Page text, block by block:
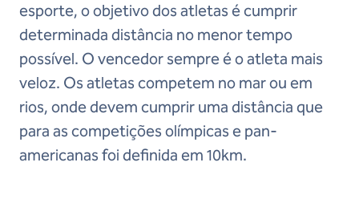
esporte, o objetivo dos atletas é cumprir
determinada distância no menor tempo
possível. O vencedor sempre é o atleta mais
veloz. Os atletas competem no mar ou em
rios, onde devem cumprir uma distância que
para as competições olímpicas e pan-
americanas foi definida em 10km.